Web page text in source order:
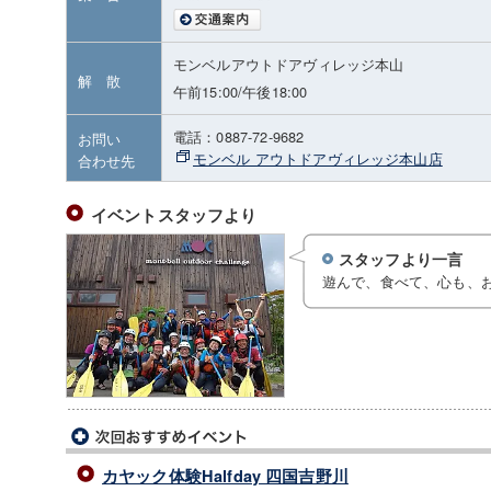
解 散
モンベルアウトドアヴィレッジ本山
午前15:00/午後18:00
お問い
合わせ先
電話：0887-72-9682
モンベル アウトドアヴィレッジ本山店
イベントスタッフより
スタッフより一言
遊んで、食べて、心も、
カヤック体験Halfday 四国吉野川